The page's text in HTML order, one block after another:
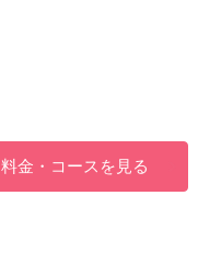
料金・コースを見る